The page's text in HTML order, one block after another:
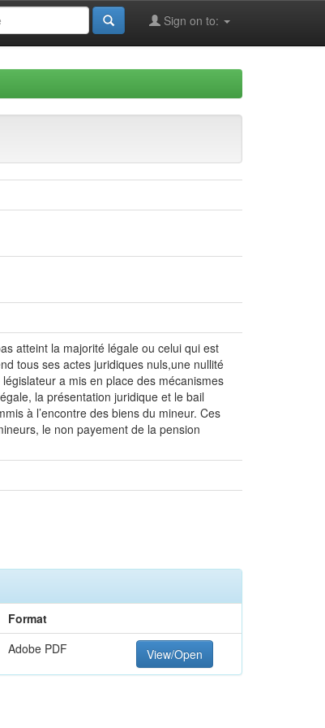
Sign on to:
atteint la majorité légale ou celui qui est
tous ses actes juridiques nuls,une nullité
a mis en place des mécanismes
la présentation juridique et le bail
à l’encontre des biens du mineur. Ces
le non payement de la pension
Format
Adobe PDF View/Open